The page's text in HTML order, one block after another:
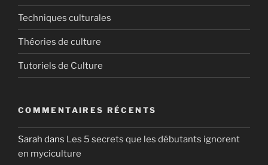
Techniques culturales
Théories de culture
Tutoriels de Culture
COMMENTAIRES RÉCENTS
Sarah dans Les 5 secrets que les débutants ignorent
en myciculture